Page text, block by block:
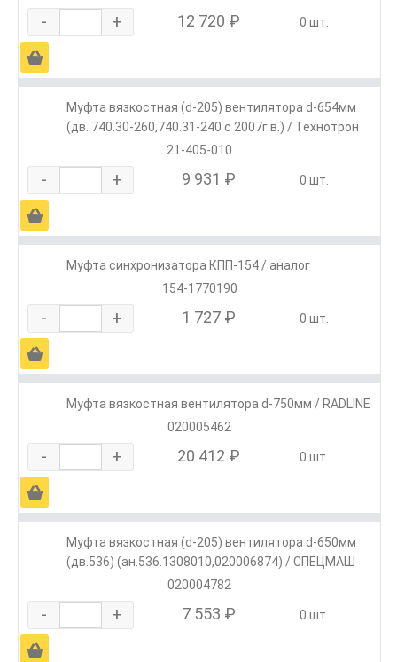
- + 12 720 ₽ 0 шт.
Ä
Муфта вязкостная (d-205) вентилятора d-654мм
(дв. 740.30-260,740.31-240 с 2007г.в.) / Технотрон
21-405-010
- + 9 931 ₽ 0 шт.
Ä
Муфта синхронизатора КПП-154 / аналог
154-1770190
- + 1 727 ₽ 0 шт.
Ä
Муфта вязкостная вентилятора d-750мм / RADLINE
020005462
- + 20 412 ₽ 0 шт.
Ä
Муфта вязкостная (d-205) вентилятора d-650мм
(дв.536) (ан.536.1308010,020006874) / СПЕЦМАШ
020004782
- + 7 553 ₽ 0 шт.
Ä